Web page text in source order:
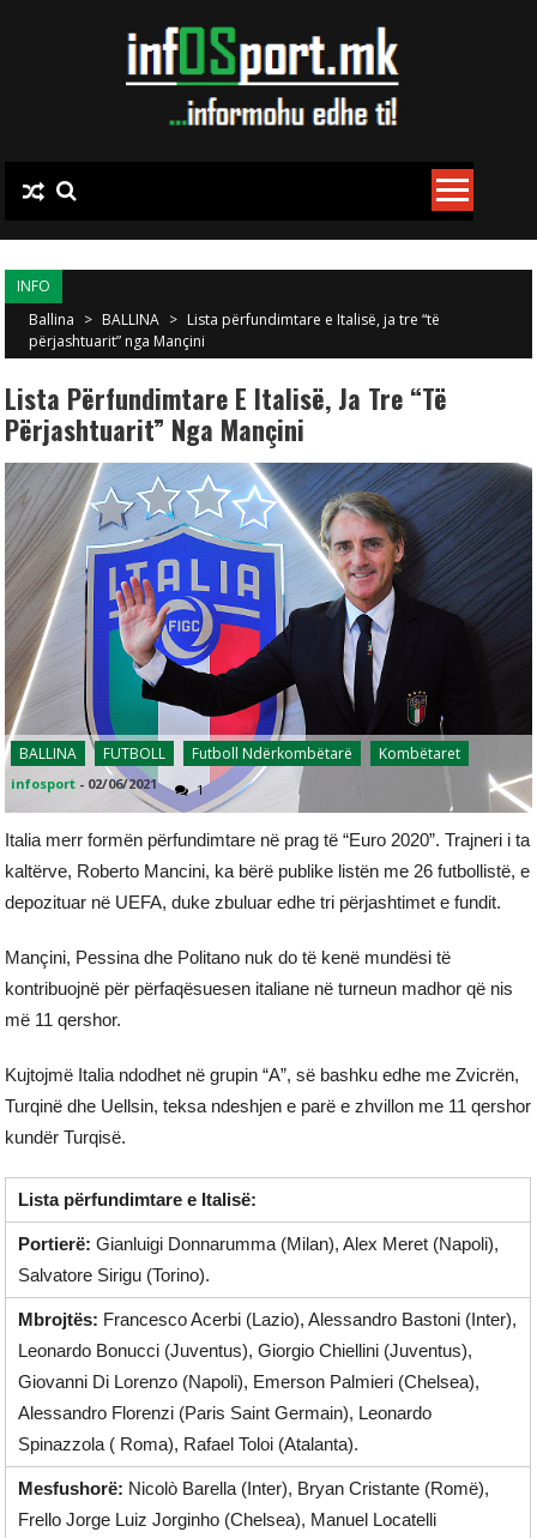
INFO
Ballina > BALLINA > Lista përfundimtare e Italisë, ja tre “të
përjashtuarit” nga Mançini
Lista Përfundimtare E Italisë, Ja Tre “të
Përjashtuarit” Nga Mançini
BALLINA FUTBOLL Futboll Ndërkombëtarë Kombëtaret
infosport - 02/06/2021 1
Italia merr formën përfundimtare në prag të “Euro 2020”. Trajneri i ta
kaltërve, Roberto Mancini, ka bërë publike listën me 26 futbollistë, e
depozituar në UEFA, duke zbuluar edhe tri përjashtimet e fundit.
Mançini, Pessina dhe Politano nuk do të kenë mundësi të
kontribuojnë për përfaqësuesen italiane në turneun madhor që nis
më 11 qershor.
Kujtojmë Italia ndodhet në grupin “A”, së bashku edhe me Zvicrën,
Turqinë dhe Uellsin, teksa ndeshjen e parë e zhvillon me 11 qershor
kundër Turqisë.
Lista përfundimtare e Italisë:
Portierë: Gianluigi Donnarumma (Milan), Alex Meret (Napoli),
Salvatore Sirigu (Torino).
Mbrojtës: Francesco Acerbi (Lazio), Alessandro Bastoni (Inter),
Leonardo Bonucci (Juventus), Giorgio Chiellini (Juventus),
Giovanni Di Lorenzo (Napoli), Emerson Palmieri (Chelsea),
Alessandro Florenzi (Paris Saint Germain), Leonardo
Spinazzola ( Roma), Rafael Toloi (Atalanta).
Mesfushorë: Nicolò Barella (Inter), Bryan Cristante (Romë),
Frello Jorge Luiz Jorginho (Chelsea), Manuel Locatelli